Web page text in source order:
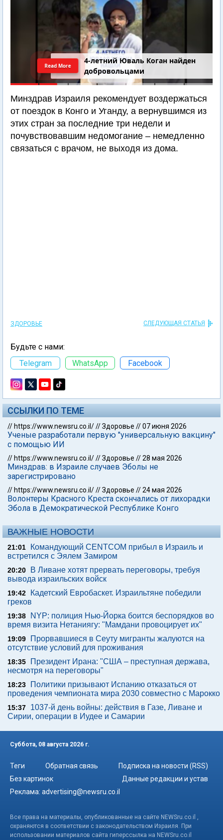
4-летний Юваль Коган найден
добровольцами
Read More
Минздрав Израиля рекомендует воздержаться
от поездок в Конго и Уганду, а вернувшимся из
этих стран за последние три недели и
почувствовавшим недомогание – немедленно
связаться с врачом, не выходя из дома.
ЗДОРОВЬЕ СЛЕДУЮЩАЯ СТАТЬЯ
Будьте с нами:
Telegram
WhatsApp Facebook
ССЫЛКИ ПО ТЕМЕ
// https://www.newsru.co.il///Здоровье //07 июня 2026
Ученые разработали первую "универсальную вакцину"
с помощью ИИ
// https://www.newsru.co.il///Здоровье //28 мая 2026
Минздрав: в Израиле случаев Эболы не
зарегистрировано
// https://www.newsru.co.il///Здоровье //24 мая 2026
Волонтеры Красного Креста скончались от лихорадки
Эбола в Демократической Республике Конго
ВАЖНЫЕ НОВОСТИ
21:01
Командующий CENTCOM прибыл в Израиль и
встретился с Эялем Замиром
20:20
В Ливане хотят прервать переговоры, требуя
вывода израильских войск
19:42
Кадетский Евробаскет. Израильтяне победили
греков
19:38
NYP: полиция Нью-Йорка боится беспорядков во
время визита Нетаниягу: "Мамдани провоцирует их"
19:09
Прорвавшиеся в Сеуту мигранты жалуются на
отсутствие условий для проживания
18:35
Президент Ирана: "США – преступная держава,
несмотря на переговоры"
18:23
Политики призывают Испанию отказаться от
проведения чемпионата мира 2030 совместно с Марокко
15:37
1037-й день войны: действия в Газе, Ливане и
Сирии, операции в Иудее и Самарии
Суббота, 08 августа 2026 г.
Теги Обратная связь
Подписка на новости (RSS)
Без картинок
Данные редакции и устав
Реклама: advertising@newsru.co.il
Все права на материалы, опубликованные на сайте NEWSru.co.il ,
охраняются в соответствии с законодательством Израиля. При
использовании материалов сайта гиперссылка на NEWSru.co.il